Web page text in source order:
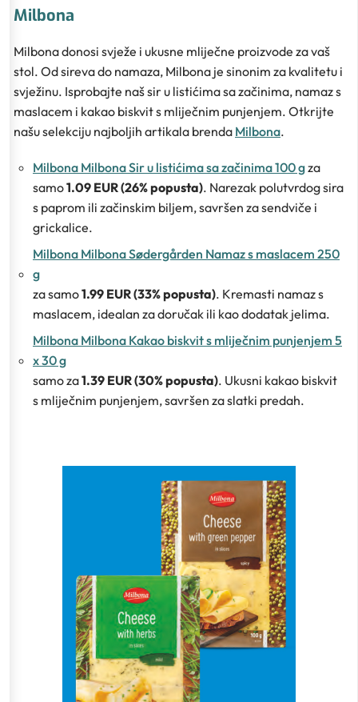
Milbona
Milbona donosi svježe i ukusne mliječne proizvode za vaš
stol. Od sireva do namaza, Milbona je sinonim za kvalitetu i
svježinu. Isprobajte naš sir u listićima sa začinima, namaz s
maslacem i kakao biskvit s mliječnim punjenjem. Otkrijte
našu selekciju najboljih artikala brenda Milbona.
Milbona Milbona Sir u listićima sa začinima 100 gza
samo1.09 EUR (26% popusta). Narezak polutvrdog sira
s paprom ili začinskim biljem, savršen za sendviče i
grickalice.
Milbona Milbona Sødergården Namaz s maslacem 250
g
za samo1.99 EUR (33% popusta). Kremasti namaz s
maslacem, idealan za doručak ili kao dodatak jelima.
Milbona Milbona Kakao biskvit s mliječnim punjenjem 5
x 30 g
samo za1.39 EUR (30% popusta). Ukusni kakao biskvit
s mliječnim punjenjem, savršen za slatki predah.